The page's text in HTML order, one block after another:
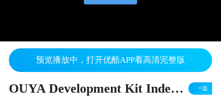
预览播放中，打开优酷APP看高清完整版
OUYA Development Kit Indepth Overview The Interface - YouTub +追